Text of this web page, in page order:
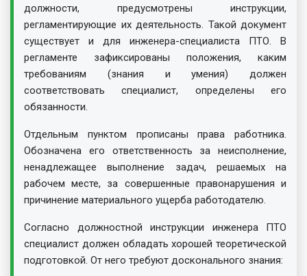
должности, предусмотрены инструкции,
регламентирующие их деятельность. Такой документ
существует и для инженера-специалиста ПТО. В
регламенте зафиксированы положения, каким
требованиям (знания и умения) должен
соответствовать специалист, определены его
обязанности.
Отдельным пунктом прописаны права работника.
Обозначена его ответственность за неисполнение,
ненадлежащее выполнение задач, решаемых на
рабочем месте, за совершенные правонарушения и
причинение материального ущерба работодателю.
Согласно должностной инструкции инженера ПТО
специалист должен обладать хорошей теоретической
подготовкой. От него требуют досконального знания: